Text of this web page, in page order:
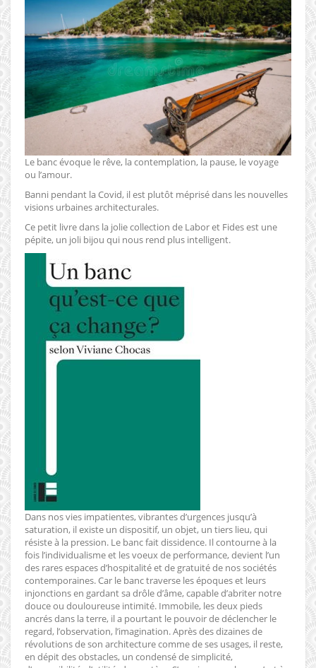
Le banc évoque le rêve, la contemplation, la pause, le voyage
ou l’amour.
Banni pendant la Covid, il est plutôt méprisé dans les nouvelles
visions urbaines architecturales.
Ce petit livre dans la jolie collection de Labor et Fides est une
pépite, un joli bijou qui nous rend plus intelligent.
Dans nos vies impatientes, vibrantes d’urgences jusqu’à
saturation, il existe un dispositif, un objet, un tiers lieu, qui
résiste à la pression. Le banc fait dissidence. Il contourne à la
fois l’individualisme et les voeux de performance, devient l’un
des rares espaces d’hospitalité et de gratuité de nos sociétés
contemporaines. Car le banc traverse les époques et leurs
injonctions en gardant sa drôle d’âme, capable d’abriter notre
douce ou douloureuse intimité. Immobile, les deux pieds
ancrés dans la terre, il a pourtant le pouvoir de déclencher le
regard, l’observation, l’imagination. Après des dizaines de
révolutions de son architecture comme de ses usages, il reste,
en dépit des obstacles, un condensé de simplicité,